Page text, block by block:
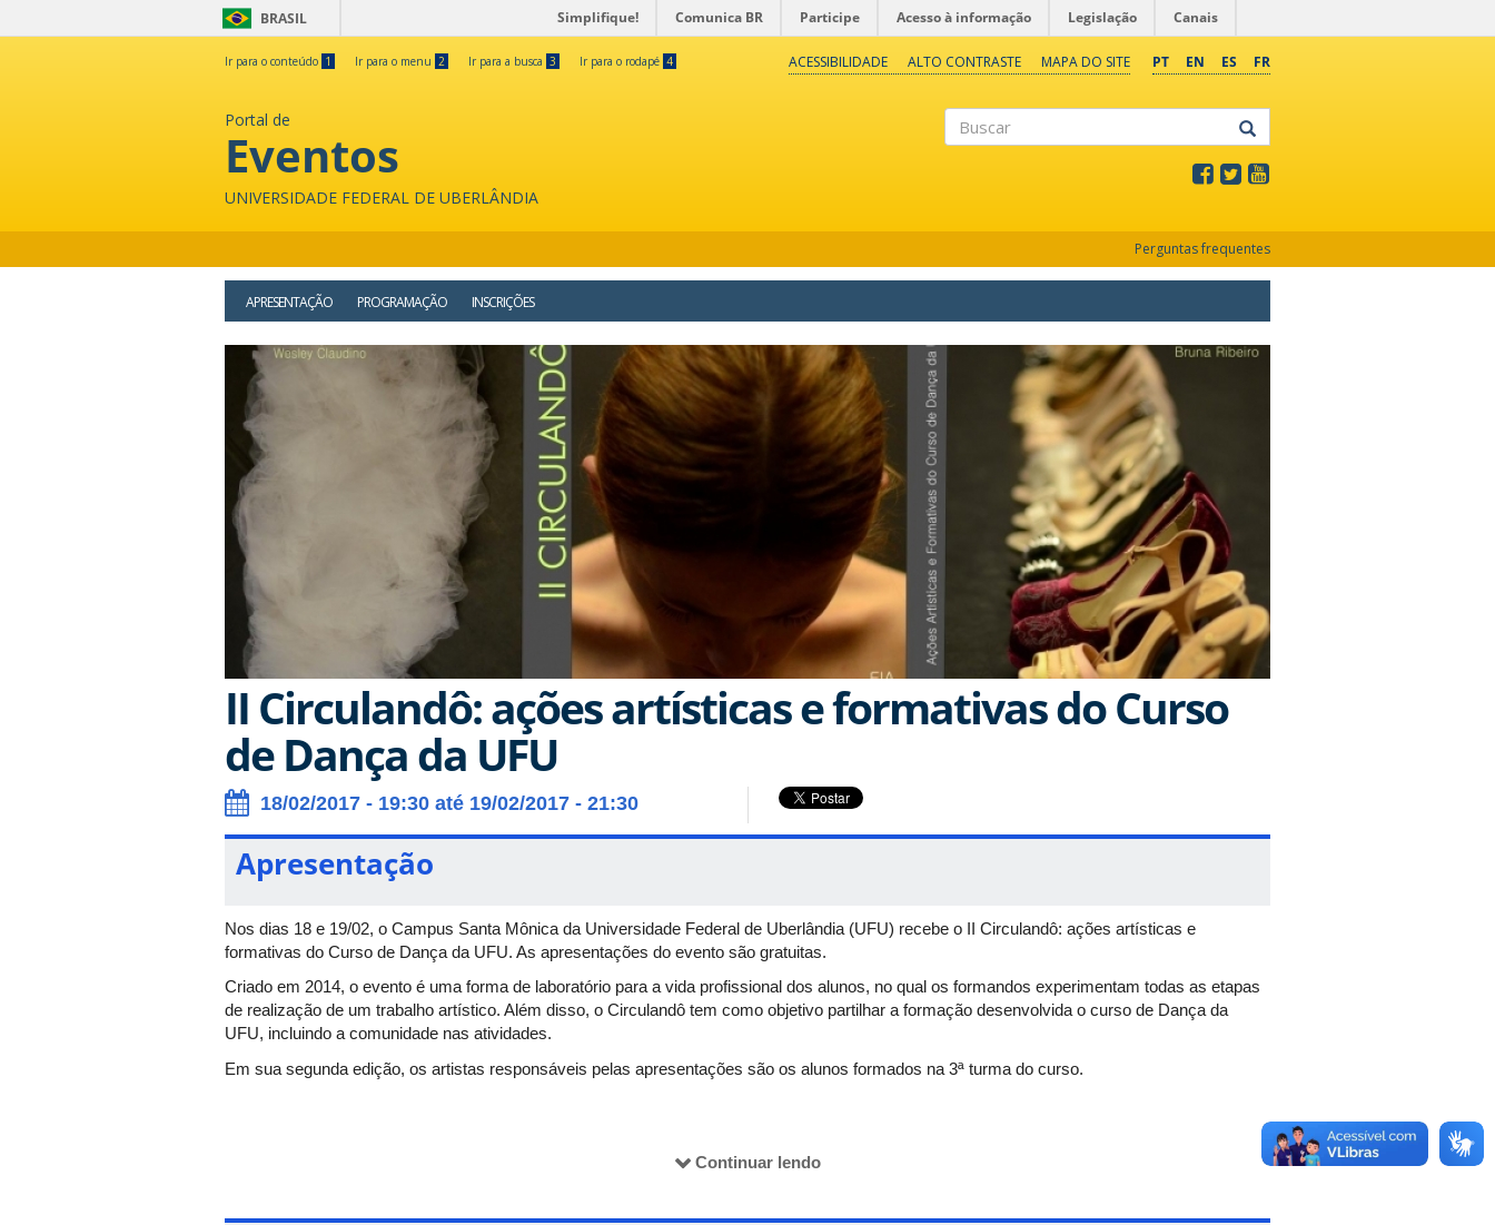
BRASIL Simplifique! Comunica BR Participe Acesso à informação Legislação Canais
Ir para o conteúdo 1 Ir para o menu 2 Ir para a busca 3 Ir para o rodapé 4 PT EN ES FR
ACESSIBILIDADE ALTO CONTRASTE MAPA DO SITE
Portal de
Eventos
UNIVERSIDADE FEDERAL DE UBERLÂNDIA
Perguntas frequentes
APRESENTAÇÃO PROGRAMAÇÃO INSCRIÇÕES
II Circulandô: ações artísticas e formativas do Curso
de Dança da UFU
18/02/2017 - 19:30 até 19/02/2017 - 21:30
Apresentação
Nos dias 18 e 19/02, o Campus Santa Mônica da Universidade Federal de Uberlândia (UFU) recebe o II Circulandô: ações artísticas e
formativas do Curso de Dança da UFU. As apresentações do evento são gratuitas.
Criado em 2014, o evento é uma forma de laboratório para a vida profissional dos alunos, no qual os formandos experimentam todas as etapas
de realização de um trabalho artístico. Além disso, o Circulandô tem como objetivo partilhar a formação desenvolvida o curso de Dança da
UFU, incluindo a comunidade nas atividades.
Em sua segunda edição, os artistas responsáveis pelas apresentações são os alunos formados na 3ª turma do curso.
Continuar lendo